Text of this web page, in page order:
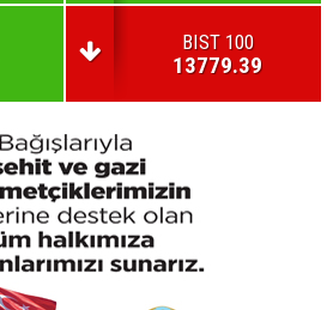
BIST 100
13779.39